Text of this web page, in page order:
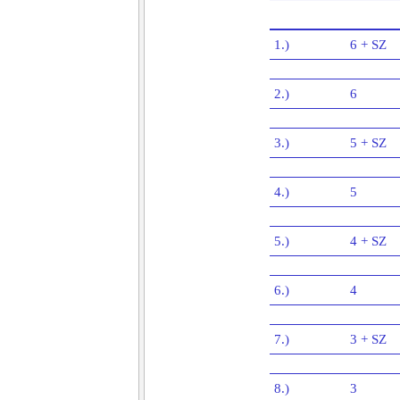
1.) 6 + SZ
2.) 6
3.) 5 + SZ
4.) 5
5.) 4 + SZ
6.) 4
7.) 3 + SZ
8.) 3